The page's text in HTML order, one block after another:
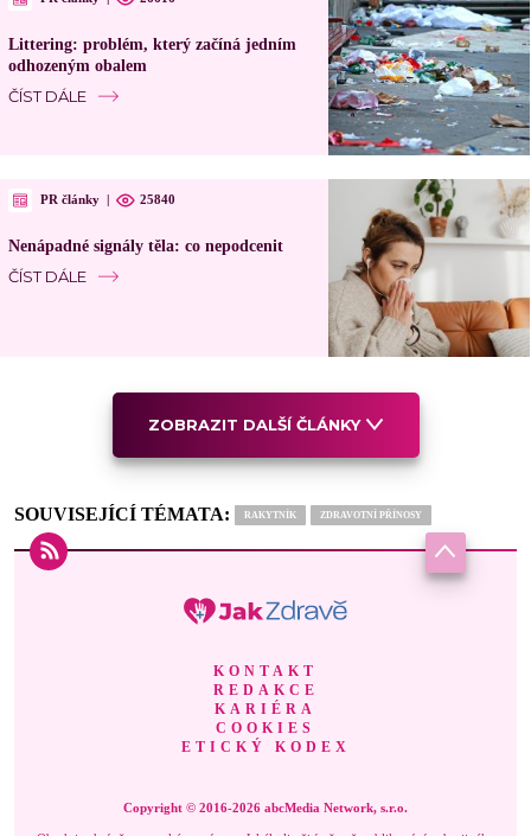
Littering: problém, který začíná jedním
odhozeným obalem
ČÍST DÁLE
PR články 25840
Nenápadné signály těla: co nepodcenit
ČÍST DÁLE
ZOBRAZIT DALŠÍ ČLÁNKY
SOUVISEJÍCÍ TÉMATA: RAKYTNÍK ZDRAVOTNÍ PŘÍNOSY
KONTAKT
REDAKCE
KARIÉRA
COOKIES
ETICKÝ KODEX
Copyright © 2016-2026 abcMedia Network, s.r.o.